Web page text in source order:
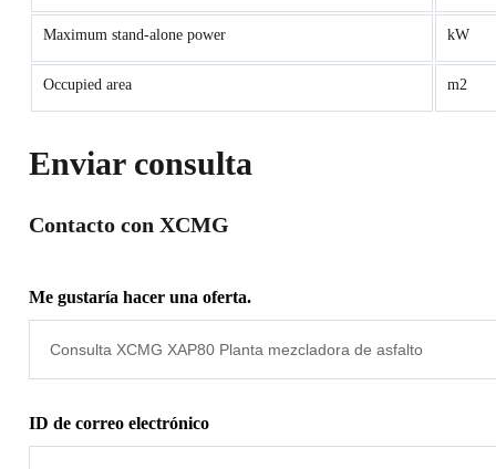
Maximum stand-alone power kW
Occupied area m2
Enviar consulta
Contacto con XCMG
Me gustaría hacer una oferta.
ID de correo electrónico